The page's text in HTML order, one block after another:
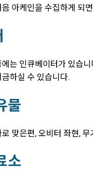
아케인을 수집하게 되
는 인큐베이터가 있습
하실 수 있습니다.
물
맞은편, 오비터 좌현,
소